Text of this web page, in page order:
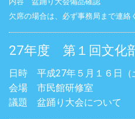
欠席の場合は、必ず事務局まで連絡
27年度 第１回文化
日時 平成27年５月１６日（
会場 市民館研修室
議題 盆踊り大会について